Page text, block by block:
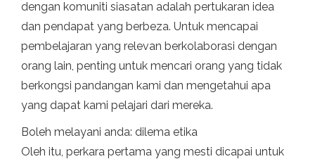
dengan komuniti siasatan adalah pertukaran idea
dan pendapat yang berbeza. Untuk mencapai
pembelajaran yang relevan berkolaborasi dengan
orang lain, penting untuk mencari orang yang tidak
berkongsi pandangan kami dan mengetahui apa
yang dapat kami pelajari dari mereka.
Boleh melayani anda: dilema etika
Oleh itu, perkara pertama yang mesti dicapai untuk